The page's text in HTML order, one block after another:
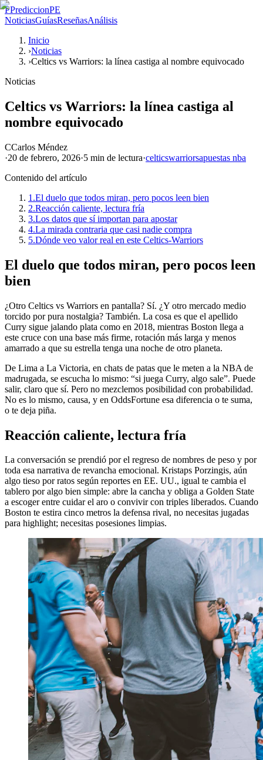
PPrediccionPE
NoticiasGuíasReseñasAnálisis
Inicio
›Noticias
›Celtics vs Warriors: la línea castiga al nombre equivocado
Noticias
Celtics vs Warriors: la línea castiga al
nombre equivocado
CCarlos Méndez
·20 de febrero, 2026·5 min de lectura·celticswarriorsapuestas nba
Contenido del artículo
1.El duelo que todos miran, pero pocos leen bien
2.Reacción caliente, lectura fría
3.Los datos que sí importan para apostar
4.La mirada contraria que casi nadie compra
5.Dónde veo valor real en este Celtics-Warriors
El duelo que todos miran, pero pocos leen
bien
¿Otro Celtics vs Warriors en pantalla? Sí. ¿Y otro mercado medio
torcido por pura nostalgia? También. La cosa es que el apellido
Curry sigue jalando plata como en 2018, mientras Boston llega a
este cruce con una base más firme, rotación más larga y menos
amarrado a que su estrella tenga una noche de otro planeta.
De Lima a La Victoria, en chats de patas que le meten a la NBA de
madrugada, se escucha lo mismo: “si juega Curry, algo sale”. Puede
salir, claro que sí. Pero no mezclemos posibilidad con probabilidad.
No es lo mismo, causa, y en OddsFortune esa diferencia o te suma,
o te deja piña.
Reacción caliente, lectura fría
La conversación se prendió por el regreso de nombres de peso y por
toda esa narrativa de revancha emocional. Kristaps Porzingis, aún
algo tieso por ratos según reportes en EE. UU., igual te cambia el
tablero por algo bien simple: abre la cancha y obliga a Golden State
a escoger entre cuidar el aro o convivir con triples liberados. Cuando
Boston te estira cinco metros la defensa rival, no necesitas jugadas
para highlight; necesitas posesiones limpias.